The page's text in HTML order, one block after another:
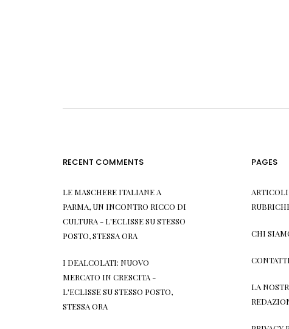
RECENT COMMENTS
LE MASCHERE ITALIANE A
PARMA, UN INCONTRO RICCO DI
CULTURA - L'ECLISSESUSTESSO
POSTO, STESSA ORA
I DEALCOLATI: NUOVO
MERCATO IN CRESCITA -
L'ECLISSESUSTESSO POSTO,
STESSA ORA
PAGES
ARTICOLI
CHI
CONTATTI
LA